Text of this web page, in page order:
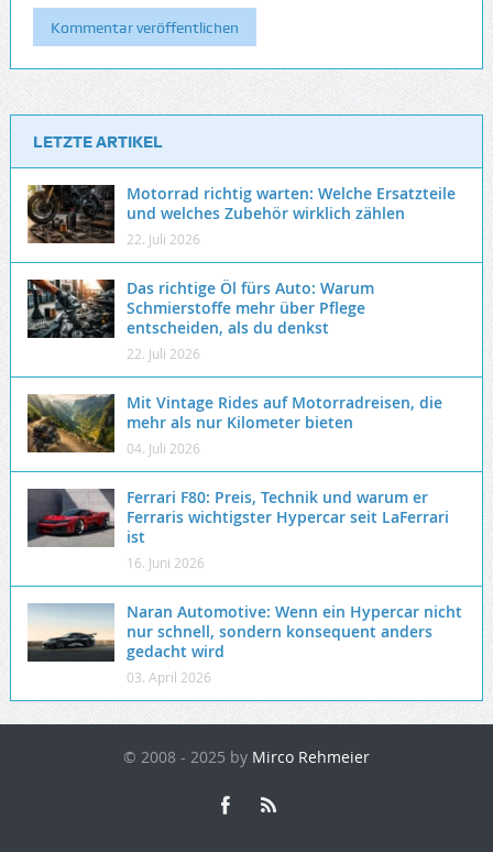
LETZTE ARTIKEL
Motorrad richtig warten: Welche Ersatzteile
und welches Zubehör wirklich zählen
22. Juli 2026
Das richtige Öl fürs Auto: Warum
Schmierstoffe mehr über Pflege
entscheiden, als du denkst
22. Juli 2026
Mit Vintage Rides auf Motorradreisen, die
mehr als nur Kilometer bieten
04. Juli 2026
Ferrari F80: Preis, Technik und warum er
Ferraris wichtigster Hypercar seit LaFerrari
ist
16. Juni 2026
Naran Automotive: Wenn ein Hypercar nicht
nur schnell, sondern konsequent anders
gedacht wird
03. April 2026
© 2008 - 2025 by Mirco Rehmeier